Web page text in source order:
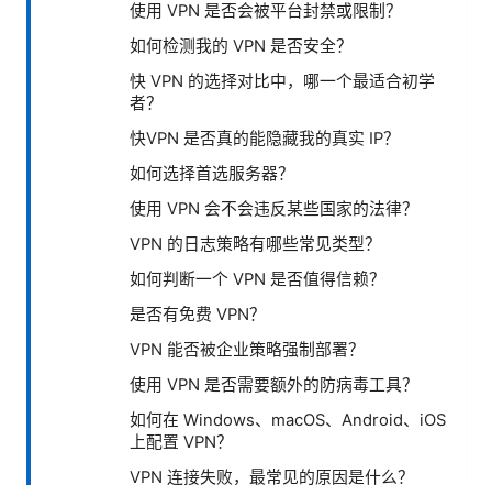
使用 VPN 是否会被平台封禁或限制？
如何检测我的 VPN 是否安全？
快 VPN 的选择对比中，哪一个最适合初学
者？
快VPN 是否真的能隐藏我的真实 IP？
如何选择首选服务器？
使用 VPN 会不会违反某些国家的法律？
VPN 的日志策略有哪些常见类型？
如何判断一个 VPN 是否值得信赖？
是否有免费 VPN？
VPN 能否被企业策略强制部署？
使用 VPN 是否需要额外的防病毒工具？
如何在 Windows、macOS、Android、iOS
上配置 VPN？
VPN 连接失败，最常见的原因是什么？